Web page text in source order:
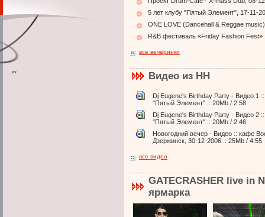
**
5 лет клубу "Пятый Элемент", 17-11-
ONE LOVE (Dancehall & Reggae
R&B фестиваль «Friday Fashion
все вечеринки
Видео из НН
Dj Eugene's Birthday Party - Видео 1
"Пятый Элемент" :: 20Mb / 2:58
Dj Eugene's Birthday Party - Видео 2
"Пятый Элемент" :: 20Mb / 2:46
Новогодний вечер - Видео :: кафе
Дзержинск, 30-12-2006 :: 25Mb / 4:55
все видео
GATECRASHER live in
ярмарка